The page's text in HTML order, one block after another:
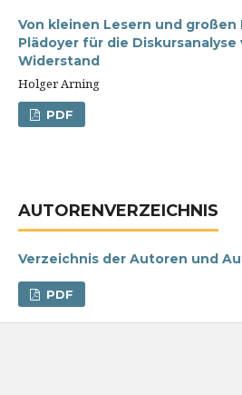
Von kleinen Lesern und großen
Plädoyer für die
Widerstand
Holger Arning
PDF
AUTORENVERZEICHNIS
Verzeichnis der Autoren und
PDF